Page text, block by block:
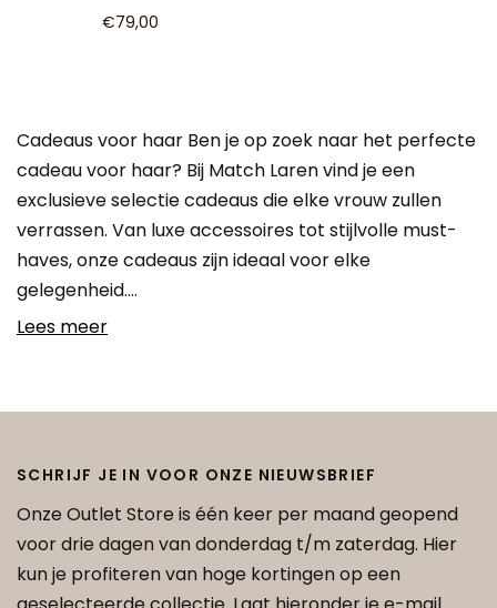
€79,00
Cadeaus voor haar Ben je op zoek naar het perfecte
cadeau voor haar? Bij Match Laren vind je een
exclusieve selectie cadeaus die elke vrouw zullen
verrassen. Van luxe accessoires tot stijlvolle must-
haves, onze cadeaus zijn ideaal voor elke
gelegenheid.…
Lees meer
SCHRIJF JE IN VOOR ONZE NIEUWSBRIEF
Onze Outlet Store is één keer per maand geopend
voor drie dagen van donderdag t/m zaterdag. Hier
kun je profiteren van hoge kortingen op een